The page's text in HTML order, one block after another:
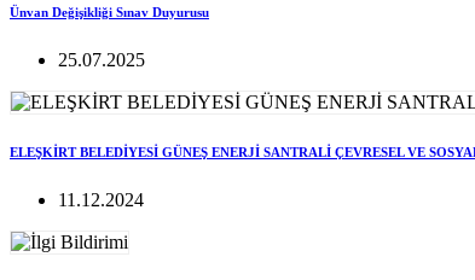
Ünvan Değişikliği Sınav Duyurusu
25.07.2025
ELEŞKİRT BELEDİYESİ GÜNEŞ ENERJİ SANTRALİ ÇEVRESEL VE
11.12.2024